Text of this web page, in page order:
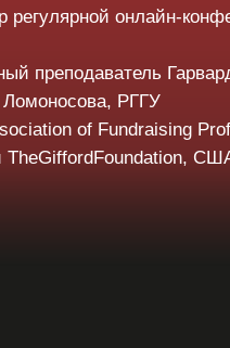
регулярной онлайн-
преподаватель
РГГУ
of Fundraising
TheGiffordFoundation,